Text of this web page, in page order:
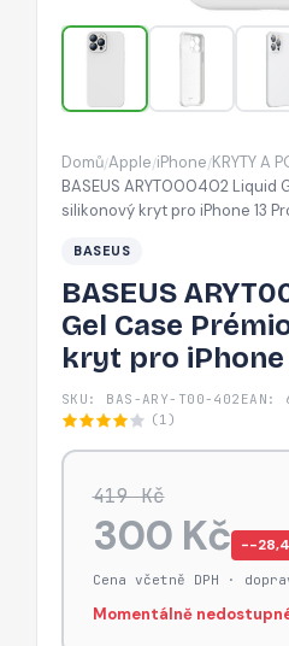
Domů/Apple/iPhone/KRYTY A
BASEUS ARYT000402 Liquid
silikonový kryt pro iPhone 13
BASEUS
BASEUS
Gel Case
kryt pro iPhone
SKU: BAS-ARY-T00-402 EAN:
(1)
419 Kč
300 Kč −-
Cena včetně DPH ·
Momentálně